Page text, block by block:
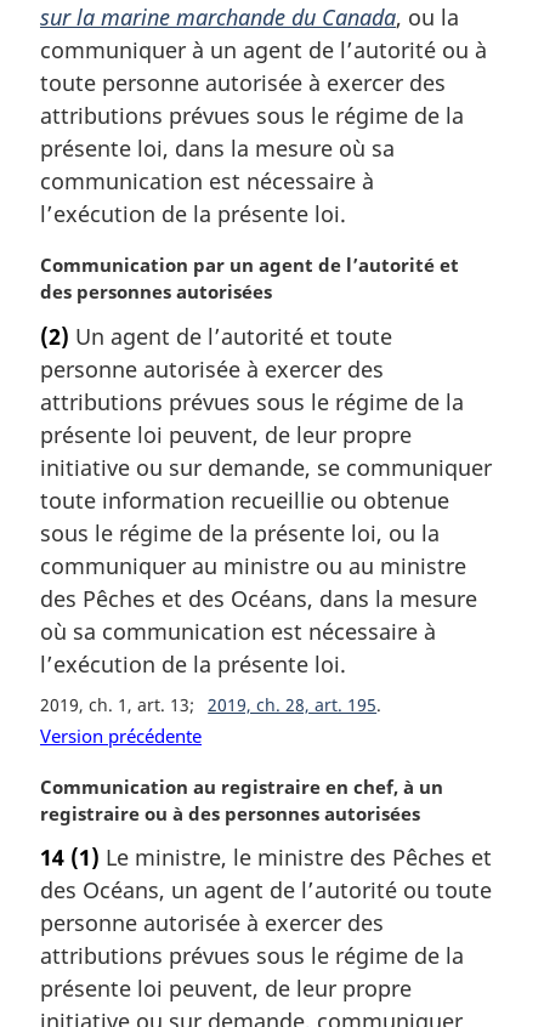
:
sur la marine marchande du Canada, ou la
communiquer à un agent de l’autorité ou à
toute personne autorisée à exercer des
attributions prévues sous le régime de la
présente loi, dans la mesure où sa
communication est nécessaire à
l’exécution de la présente loi.
N
o
e
m
a
r
g
i
n
a
l
e
:
Communication par un agent de l’autorité et
des personnes autorisées
(2) Un agent de l’autorité et toute
personne autorisée à exercer des
attributions prévues sous le régime de la
présente loi peuvent, de leur propre
initiative ou sur demande, se communiquer
toute information recueillie ou obtenue
sous le régime de la présente loi, ou la
communiquer au ministre ou au ministre
des Pêches et des Océans, dans la mesure
où sa communication est nécessaire à
l’exécution de la présente loi.
2019, ch. 1, art. 13 2019, ch. 28, art. 195
Version précédente
N
o
e
m
a
r
i
Communication au registraire en chef, à un
registraire ou à des personnes autorisées
14 (1) Le ministre, le ministre des Pêches et
des Océans, un agent de l’autorité ou toute
personne autorisée à exercer des
attributions prévues sous le régime de la
présente loi peuvent, de leur propre
initiative ou sur demande, communiquer